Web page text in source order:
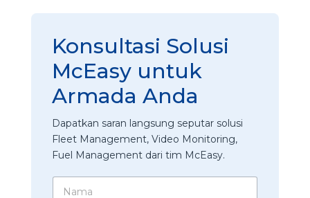
Konsultasi Solusi
McEasy untuk
Armada Anda
Dapatkan saran langsung seputar solusi
Fleet Management, Video Monitoring,
Fuel Management dari tim McEasy.